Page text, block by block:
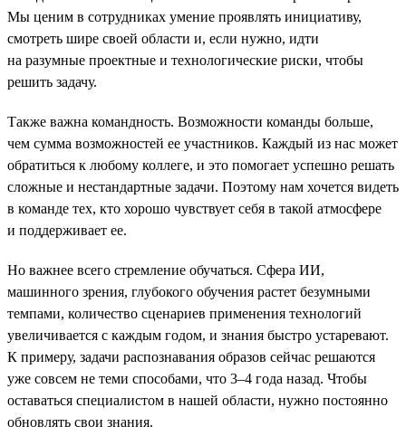
Мы ценим в сотрудниках умение проявлять инициативу,
смотреть шире своей области и, если нужно, идти
на разумные проектные и технологические риски, чтобы
решить задачу.
Также важна командность. Возможности команды больше,
чем сумма возможностей ее участников. Каждый из нас может
обратиться к любому коллеге, и это помогает успешно решать
сложные и нестандартные задачи. Поэтому нам хочется видеть
в команде тех, кто хорошо чувствует себя в такой атмосфере
и поддерживает ее.
Но важнее всего стремление обучаться. Сфера ИИ,
машинного зрения, глубокого обучения растет безумными
темпами, количество сценариев применения технологий
увеличивается с каждым годом, и знания быстро устаревают.
К примеру, задачи распознавания образов сейчас решаются
уже совсем не теми способами, что 3–4 года назад. Чтобы
оставаться специалистом в нашей области, нужно постоянно
обновлять свои знания.